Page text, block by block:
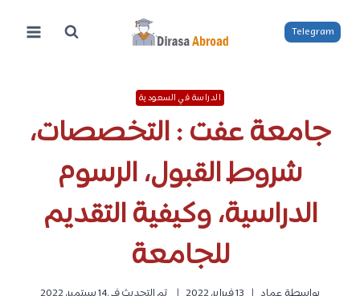
المحتوى
Telegram
الدراسة في السعودية
جامعة عفت : التخصصات،
شروط القبول، الرسوم
الدراسية، وكيفية التقديم
للجامعة